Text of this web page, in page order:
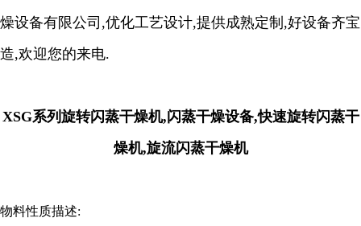
燥设备有限公司,优化工艺设计,提供成熟定制,好设备齐宝
造,欢迎您的来电.
XSG系列旋转闪蒸干燥机,闪蒸干燥设备,快速旋转闪蒸干
燥机,旋流闪蒸干燥机
物料性质描述: